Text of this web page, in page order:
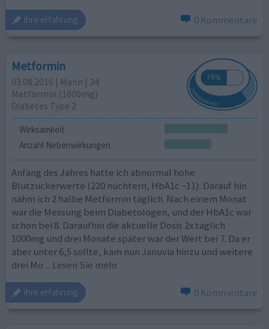
ihre erfahrung 0 Kommentare
Metformin
03.08.2016 | Mann | 34
Metformin (1000mg)
Diabetes Type 2
Wirksamkeit
Anzahl Nebenwirkungen
Anfang des Jahres hatte ich abnormal hohe
Blutzuckerwerte (220 nüchtern, HbA1c ~11). Darauf hin
nahm ich 2 halbe Metformin täglich. Nach einem Monat
war die Messung beim Diabetologen, und der HbA1c war
schon bei 8. Daraufhin die aktuelle Dosis 2x täglich
1000mg und drei Monate später war der Wert bei 7. Da er
aber unter 6,5 sollte, kam nun Januvia hinzu und weitere
drei Mo ... Lesen Sie mehr
ihre erfahrung 0 Kommentare